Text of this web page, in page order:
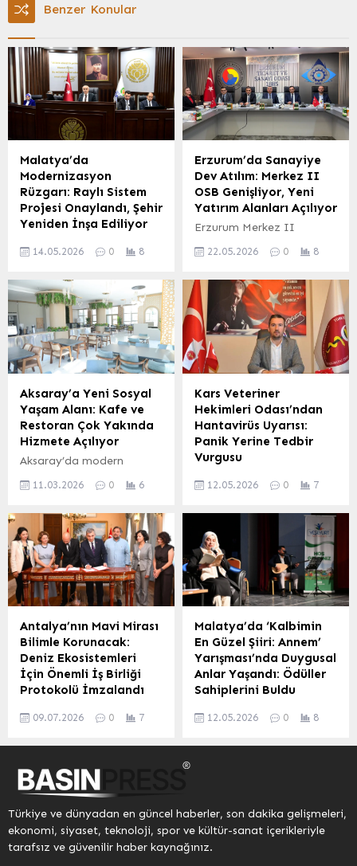
Benzer Konular
Malatya’da
Modernizasyon
Rüzgarı: Raylı Sistem
Projesi Onaylandı, Şehir
Yeniden İnşa Ediliyor
Belediye Meclisi’nin Mayıs
Belediye Başkanı Sami Er,
şehrin deprem sonrası
toparlanma sürecini ve
geleceğe yönelik
vizyonunu paylaştı. Er,
Malatya’nın modern ve
dirençli bir yapıya
kavuştuğunu belirterek,
şehrin emin adımlarla
ayağa kalktığını vurguladı.
Şehrin Fiziksel Dönüşümü
Başkan Er, şehirdeki
önemli fiziksel dönüşüm
Fuzuli Caddesi’nin...
14.05.2026 0 8
Erzurum’da Sanayiye
Dev Atılım: Merkez II
OSB Genişliyor, Yeni
Yatırım Alanları Açılıyor
Erzurum Merkez II
(OSB), T.C. Sanayi ve
koordinasyonunda
yürütülen çalışmalarla
önemli bir genişleme
sürecine girdi. Yaklaşık 244
hektarlık ek alanın OSB
sınırlarına dahil edilmesi
için resmi süreç başlatıldı.
Bu stratejik adım,
bölgedeki artan yatırım
taleplerini karşılamak ve
sanayi üretimini daha da
güçlendirmek amacıyla
atılıyor. Genişleme...
22.05.2026 0 8
Aksaray’a Yeni Sosyal
Yaşam Alanı: Kafe ve
Restoran Çok Yakında
Hizmete Açılıyor
Aksaray’da modern
kısa süre içerisinde
planlanan yeni sosyal
tesis, şehrin buluşma
noktası olmaya
hazırlanıyor. Ferah
kullanım alanları ve
samimi atmosferiyle öne
çıkan tesis, hem
Aksaraylılara hem de
Selçuklu Külliyesi’ni ziyaret
eden misafirlere keyifli bir
ortam sunacak. İç
son aşamaya geldiği
11.03.2026 0 6
Kars Veteriner
Hekimleri Odası’ndan
Hantavirüs Uyarısı:
Panik Yerine Tedbir
Vurgusu
doğrulanmış bir
bulunmadığı belirtilirken,
özellikle hayvancılığın
yoğun olduğu Kars ve
çevresinde kemirgenlerle
temas konusunda dikkatli
olunması gerektiği
vurgulandı. Dünya
genelinde artan viral
hastalık haberleri üzerine
vatandaşları bilgilendiren
Kars Veteriner Hekimleri
Odası, “Tek Sağlık”
yaklaşımı çerçevesinde
yayımladı. Sağlık
12.05.2026 0 7
Antalya’nın Mavi Mirası
Bilimle Korunacak:
Deniz Ekosistemleri
İçin Önemli İş Birliği
Protokolü İmzalandı
öncülüğünde hayata
kapsamında, kentin
denizel ve sucul
yönelik önemli bir adım
atıldı. Antalya Valiliği ile
Deniz Yaşamını Koruma
09.07.2026 0 7
Malatya’da ‘Kalbimin
En Güzel Şiiri: Annem’
Yarışması’nda Duygusal
Anlar Yaşandı: Ödüller
Sahiplerini Buldu
Merkezi Kemal Sunal
programda, okunan şiirler
ve seslendirilen eserler
katılımcılara duygu dolu
12.05.2026 0 8
Türkiye ve dünyadan en güncel haberler, son dakika gelişmeleri,
ekonomi, siyaset, teknoloji, spor ve kültür-sanat içerikleriyle
tarafsız ve güvenilir haber kaynağınız.